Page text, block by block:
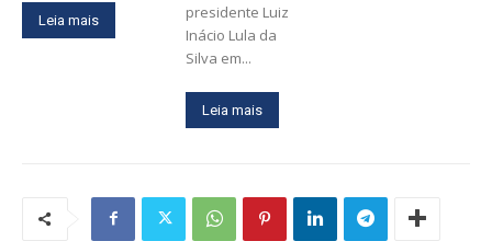
Leia mais
presidente Luiz
Inácio Lula da
Silva em...
Leia mais